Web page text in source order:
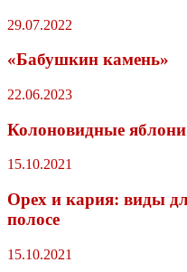
29.07.2022
«Бабушкин камень»
22.06.2023
Колоновидные
15.10.2021
Орех и кария: виды
полосе
15.10.2021